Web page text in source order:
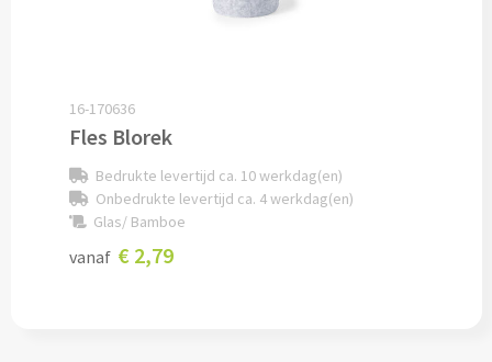
Waskrijtjes bedrukken
Notitieboekjes & Schrijfmappen
Notitieboekjes bedrukken
16-170636
Fles Blorek
Bedrukte levertijd ca. 10 werkdag(en)
Onbedrukte levertijd ca. 4 werkdag(en)
Glas/ Bamboe
vanaf € 2,79